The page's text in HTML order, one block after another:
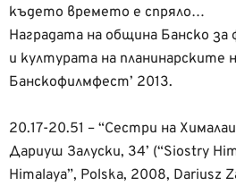
където времето е спряло…
Наградата на община Банско
и културата на планинарските
Банскофилмфест’ 2013.
20.17-20.51 – “Сестри на
Дариуш Залуски, 34’ (“Siostry
Himalaya”, Polska, 2008, Dariusz